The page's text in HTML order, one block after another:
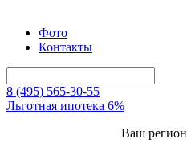
Фото
Контакты
8 (495) 565-30-55
Льготная ипотека 6%
Ваш регион